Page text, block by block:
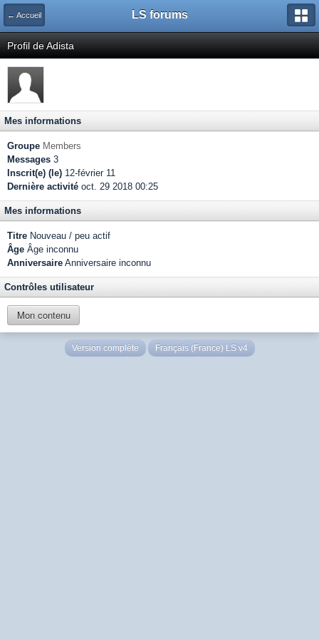
← Accueil LS forums
Profil de Adista
Mes informations
Groupe Members
Messages 3
Inscrit(e) (le) 12-février 11
Dernière activité oct. 29 2018 00:25
Mes informations
Titre Nouveau / peu actif
Âge Âge inconnu
Anniversaire Anniversaire inconnu
Contrôles utilisateur
Mon contenu
Version complète Français (France) LS v4